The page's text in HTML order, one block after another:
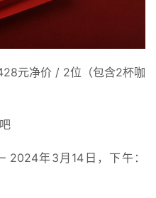
元净价 / 2位（包含2杯咖
年3月14日，下午：